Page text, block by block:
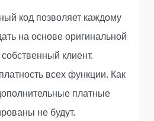
код позволяет каждому
на основе оригинальной
клиент.
всех функции. Как
платные
не будут.